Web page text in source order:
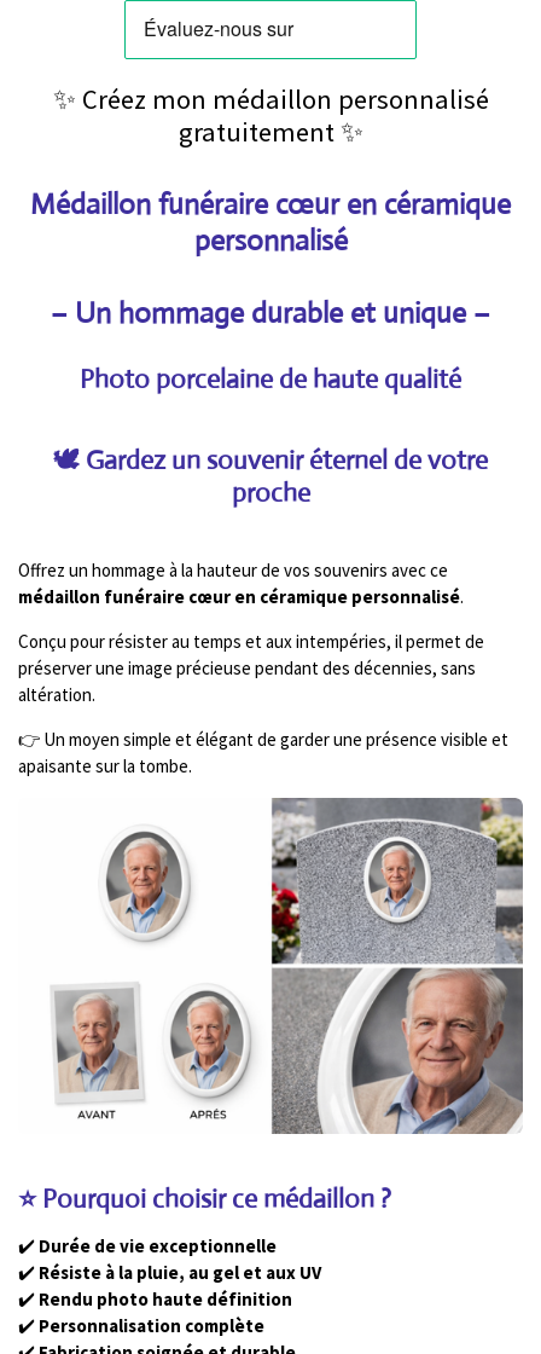
a
a
g
e
r
✨ Créez mon médaillon personnalisé
gratuitement ✨
Médaillon funéraire cœur en céramique
personnalisé
– Un hommage durable et unique –
Photo porcelaine de haute qualité
🕊️ Gardez un souvenir éternel de votre
proche
Offrez un hommage à la hauteur de vos souvenirs avec ce
médaillon funéraire cœur en céramique personnalisé.
Conçu pour résister au temps et aux intempéries, il permet de
préserver une image précieuse pendant des décennies, sans
altération.
👉 Un moyen simple et élégant de garder une présence visible et
apaisante sur la tombe.
⭐ Pourquoi choisir ce médaillon ?
✔️ Durée de vie exceptionnelle
✔️ Résiste à la pluie, au gel et aux UV
✔️ Rendu photo haute définition
✔️ Personnalisation complète